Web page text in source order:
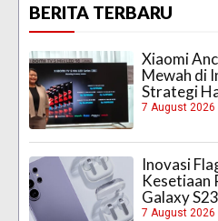
BERITA TERBARU
Xiaomi
Mewah di
Strategi
7 August 2026
Inovasi
Kesetiaan
Galaxy
7 August 2026